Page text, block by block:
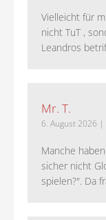
Vielleicht für
nicht TuT ,
Leandros
Mr. T.
6. August 2026 |
Manche
sicher nicht
spielen?". Da